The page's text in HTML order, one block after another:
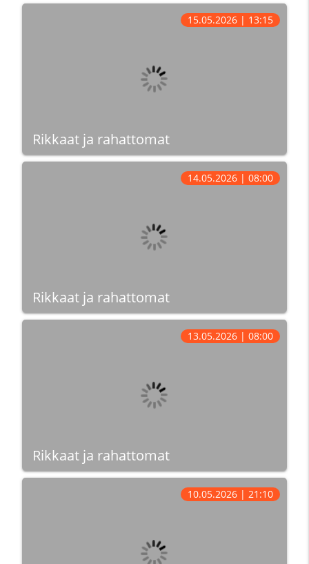
Rikkaat ja rahattomat
15.05.2026 | 13:15
Rikkaat ja rahattomat
14.05.2026 | 08:00
Rikkaat ja rahattomat
13.05.2026 | 08:00
10.05.2026 | 21:10